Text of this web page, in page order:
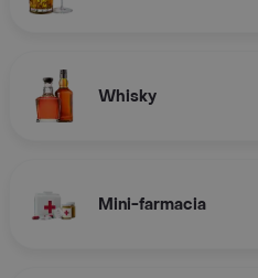
Whisky
Mini-farmacia